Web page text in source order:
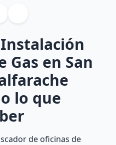
Gas en San
lo que
de oficinas de